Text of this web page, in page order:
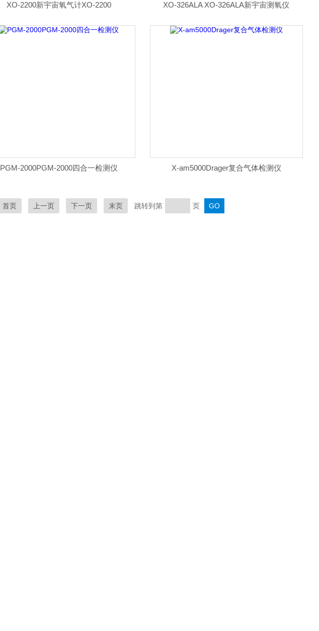
XO-2200新宇宙氧气计XO-2200 XO-326ALA XO-326ALA新宇宙测氧仪
PGM-2000PGM-2000四合一检测仪 X-am5000Drager复合气体检测仪
首页 上一页 下一页 末页 跳转到第 页